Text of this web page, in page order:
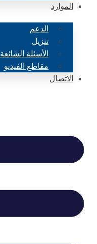
الموارد
الدعم
تنزيل
الأسئلة الشائعة
مقاطع الفيديو
الاتصال